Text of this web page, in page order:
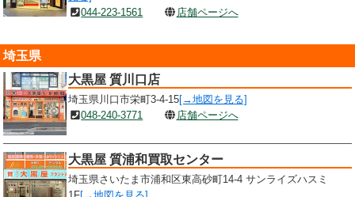
044-223-1561
店舗ページへ
埼玉県
大黒屋 質川口店
埼玉県川口市栄町3-4-15[→地図を見る]
048-240-3771
店舗ページへ
大黒屋 質浦和買取センター
埼玉県さいたま市浦和区東高砂町14-4 サンライズハスミ